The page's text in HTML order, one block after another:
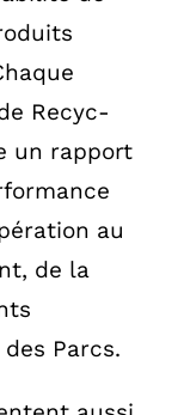
Recyc-
un rapport
au
de la
Parcs.